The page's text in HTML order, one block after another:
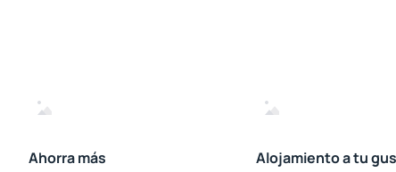
Ahorra más Alojamiento a tu